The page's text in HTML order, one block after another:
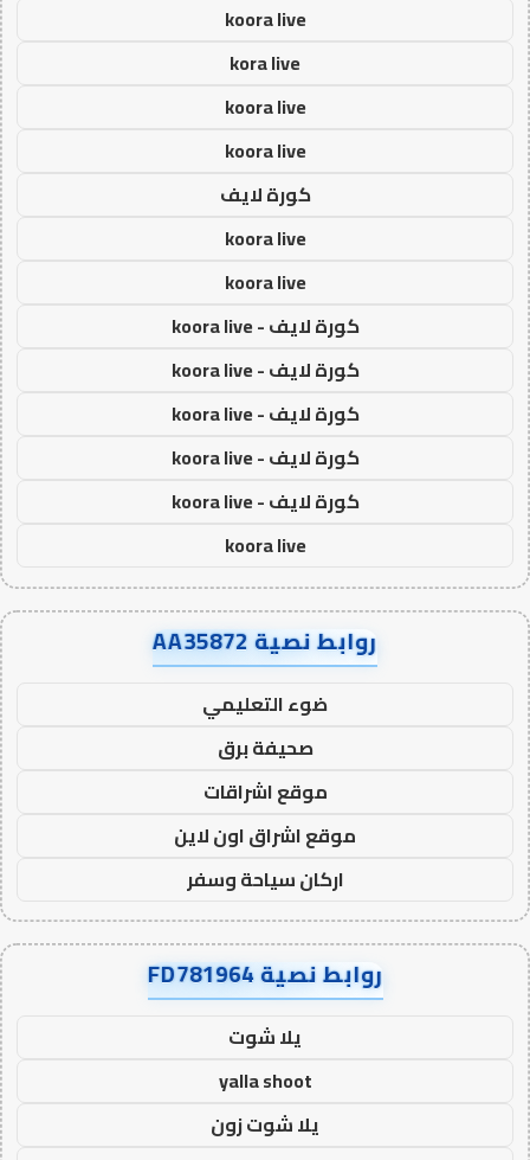
koora live
kora live
koora live
koora live
كورة لايف
koora live
koora live
كورة لايف - koora live
كورة لايف - koora live
كورة لايف - koora live
كورة لايف - koora live
كورة لايف - koora live
koora live
روابط نصية AA35872
ضوء التعليمي
صحيفة برق
موقع اشراقات
موقع اشراق اون لاين
اركان سياحة وسفر
روابط نصية FD781964
يلا شوت
yalla shoot
يلا شوت زون